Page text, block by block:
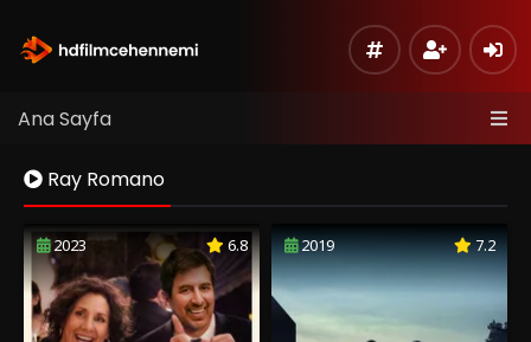
Ana Sayfa
Ray Romano
2023 6.8 2019 7.2